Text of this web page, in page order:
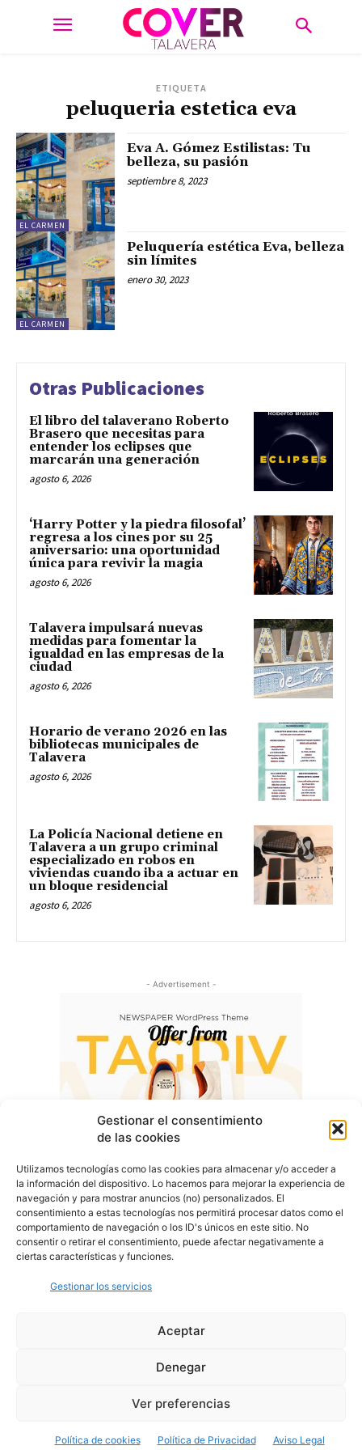
Gestionar el consentimiento
de las cookies
Utilizamos tecnologías como las cookies para almacenar y/o acceder a
la información del dispositivo. Lo hacemos para mejorar la experiencia de
navegación y para mostrar anuncios (no) personalizados. El
consentimiento a estas tecnologías nos permitirá procesar datos como el
comportamiento de navegación o los ID's únicos en este sitio. No
consentir o retirar el consentimiento, puede afectar negativamente a
ciertas características y funciones.
Gestionar los servicios
Aceptar
Denegar
Ver preferencias
Política de cookies Política de Privacidad Aviso Legal
ETIQUETA
peluqueria estetica eva
EL CARMEN
Eva A. Gómez Estilistas: Tu
belleza, su pasión
septiembre 8, 2023
EL CARMEN
Peluquería estética Eva, belleza
sin límites
enero 30, 2023
Otras Publicaciones
El libro del talaverano Roberto
Brasero que necesitas para
entender los eclipses que
marcarán una generación
agosto 6, 2026
‘Harry Potter y la piedra filosofal’
regresa a los cines por su 25
aniversario: una oportunidad
única para revivir la magia
agosto 6, 2026
Talavera impulsará nuevas
medidas para fomentar la
igualdad en las empresas de la
ciudad
agosto 6, 2026
Horario de verano 2026 en las
bibliotecas municipales de
Talavera
agosto 6, 2026
La Policía Nacional detiene en
Talavera a un grupo criminal
especializado en robos en
viviendas cuando iba a actuar en
un bloque residencial
agosto 6, 2026
- Advertisement -